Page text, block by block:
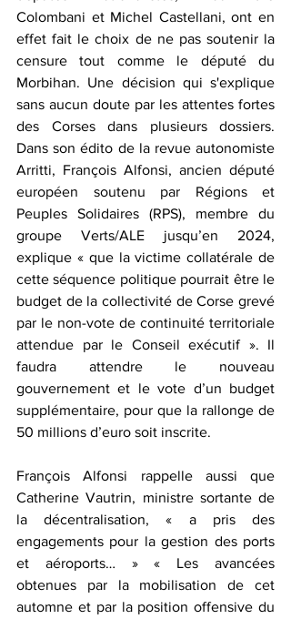
Colombani et Michel Castellani, ont en
effet fait le choix de ne pas soutenir la
censure tout comme le député du
Morbihan. Une décision qui s'explique
sans aucun doute par les attentes fortes
des Corses dans plusieurs dossiers.
Dans son édito de la revue autonomiste
Arritti, François Alfonsi, ancien député
européen soutenu par Régions et
Peuples Solidaires (RPS), membre du
groupe Verts/ALE jusqu’en 2024,
explique « que la victime collatérale de
cette séquence politique pourrait être le
budget de la collectivité de Corse grevé
par le non-vote de continuité territoriale
attendue par le Conseil exécutif ». Il
faudra attendre le nouveau
gouvernement et le vote d’un budget
supplémentaire, pour que la rallonge de
50 millions d’euro soit inscrite.
François Alfonsi rappelle aussi que
Catherine Vautrin, ministre sortante de
la décentralisation, « a pris des
engagements pour la gestion des ports
et aéroports… » « Les avancées
obtenues par la mobilisation de cet
automne et par la position offensive du